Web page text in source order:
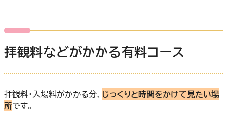
拝観料などがかかる有料コース
拝観料・入場料がかかる分、 じっくりと時間をかけて見たい場
所です。